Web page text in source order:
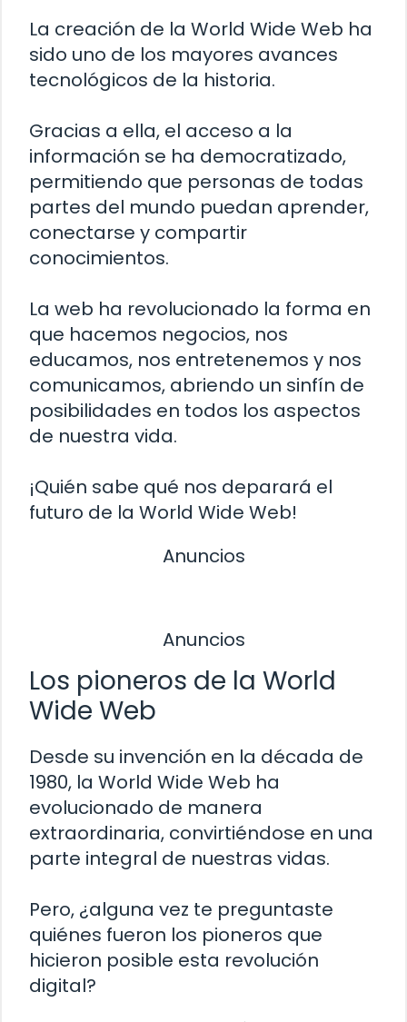
La creación de la World Wide Web ha
sido uno de los mayores avances
tecnológicos de la historia.
Gracias a ella, el acceso a la
información se ha democratizado,
permitiendo que personas de todas
partes del mundo puedan aprender,
conectarse y compartir
conocimientos.
La web ha revolucionado la forma en
que hacemos negocios, nos
educamos, nos entretenemos y nos
comunicamos, abriendo un sinfín de
posibilidades en todos los aspectos
de nuestra vida.
¡Quién sabe qué nos deparará el
futuro de la World Wide Web!
Anuncios
Anuncios
Los pioneros de la World
Wide Web
Desde su invención en la década de
1980, la World Wide Web ha
evolucionado de manera
extraordinaria, convirtiéndose en una
parte integral de nuestras vidas.
Pero, ¿alguna vez te preguntaste
quiénes fueron los pioneros que
hicieron posible esta revolución
digital?